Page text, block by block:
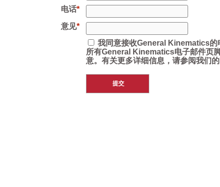
电话
意见
我同意接收General Kinematics的
所有General Kinematics电子邮件页
意。有关更多详细信息，请参阅我们